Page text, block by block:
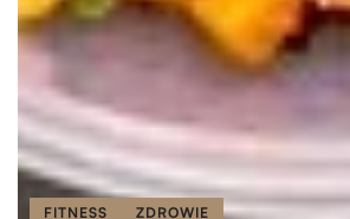
FITNESS ZDROWIE